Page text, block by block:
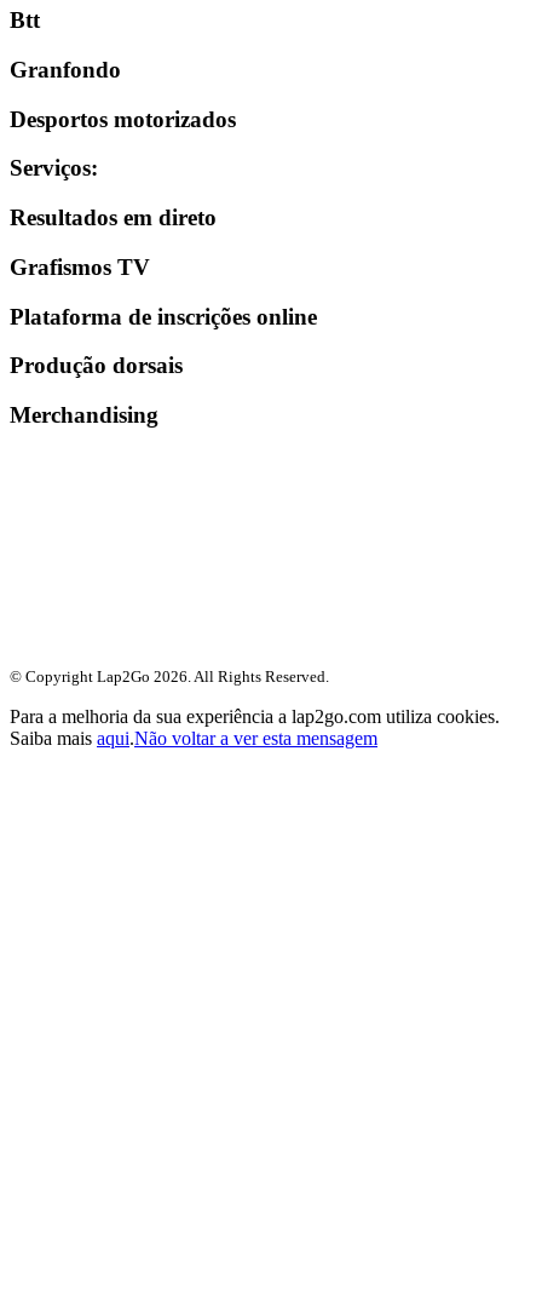
Btt
Granfondo
Desportos motorizados
Serviços:
Resultados em direto
Grafismos TV
Plataforma de inscrições online
Produção dorsais
Merchandising
© Copyright Lap2Go 2026 . All Rights Reserved.
Para a melhoria da sua experiência a lap2go.com utiliza cookies.
Saiba mais aqui.Não voltar a ver esta mensagem